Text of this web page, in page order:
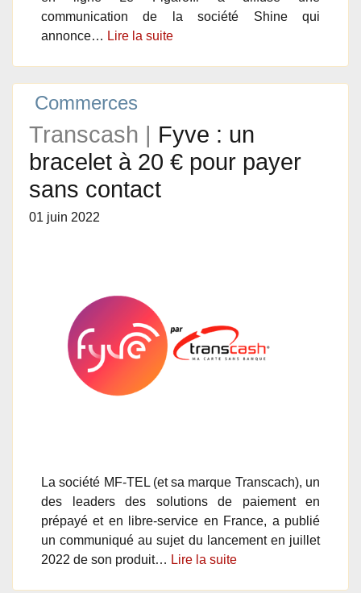
communication de la société Shine qui
annonce… Lire la suite
Commerces
Transcash | Fyve : un
bracelet à 20 € pour payer
sans contact
01 juin 2022
La société MF-TEL (et sa marque Transcach), un
des leaders des solutions de paiement en
prépayé et en libre-service en France, a publié
un communiqué au sujet du lancement en juillet
2022 de son produit… Lire la suite